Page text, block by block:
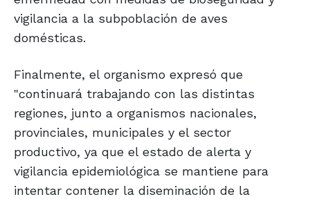
vigilancia a la subpoblación de aves
domésticas.
Finalmente, el organismo expresó que
"continuará trabajando con las distintas
regiones, junto a organismos nacionales,
provinciales, municipales y el sector
productivo, ya que el estado de alerta y
vigilancia epidemiológica se mantiene para
intentar contener la diseminación de la